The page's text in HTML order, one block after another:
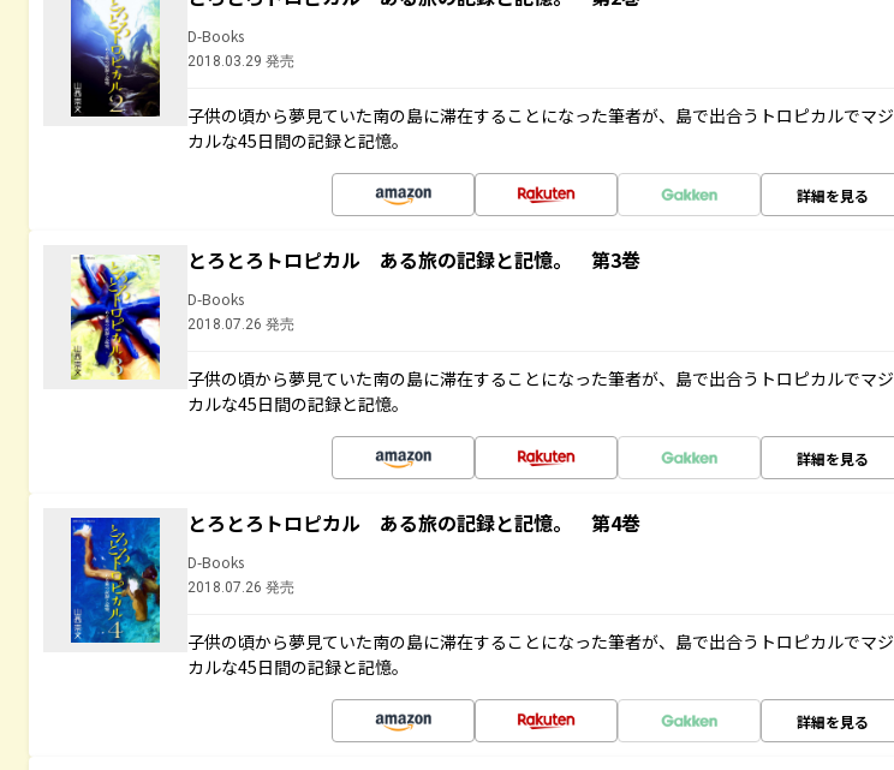
D-Books
2018.03.29 発売
子供の頃から夢見ていた南の島に滞在することになった筆者が、島で出合うトロピカルでマジ
カルな45日間の記録と記憶。
詳細を見る
とろとろトロピカル ある旅の記録と記憶。 第3巻
D-Books
2018.07.26 発売
子供の頃から夢見ていた南の島に滞在することになった筆者が、島で出合うトロピカルでマジ
カルな45日間の記録と記憶。
詳細を見る
とろとろトロピカル ある旅の記録と記憶。 第4巻
D-Books
2018.07.26 発売
子供の頃から夢見ていた南の島に滞在することになった筆者が、島で出合うトロピカルでマジ
カルな45日間の記録と記憶。
詳細を見る